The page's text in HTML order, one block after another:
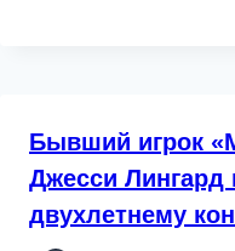
Бывший игрок
Джесси Лингард
двухлетнему